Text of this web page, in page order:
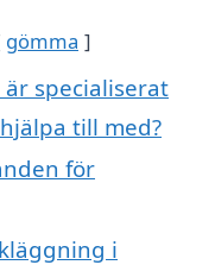
gömma
specialiserat
till med?
för
i